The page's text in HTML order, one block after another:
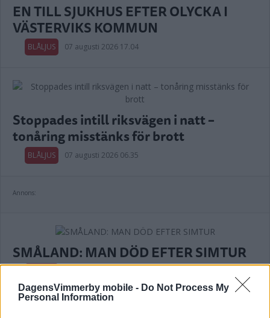
DagensVimmerby mobile - Do Not Process My
Personal Information
EN TILL SJUKHUS EFTER OLYCKA I
VÄSTERVIKS KOMMUN
BLÅLJUS 07 augusti 2026 17.04
Stoppades intill riksvägen i natt –
tonåring misstänks för brott
BLÅLJUS 07 augusti 2026 06.35
Annons:
SMÅLAND: MAN DÖD EFTER SIMTUR